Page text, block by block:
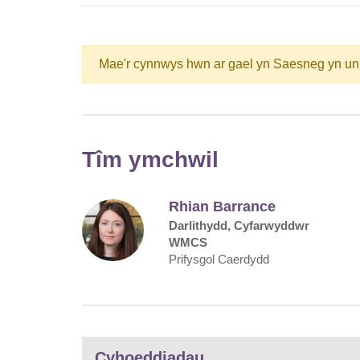
Mae'r cynnwys hwn ar gael yn Saesneg yn
Tîm ymchwil
Rhian Barrance
Darlithydd, Cyfarwyddwr
WMCS
Prifysgol Caerdydd